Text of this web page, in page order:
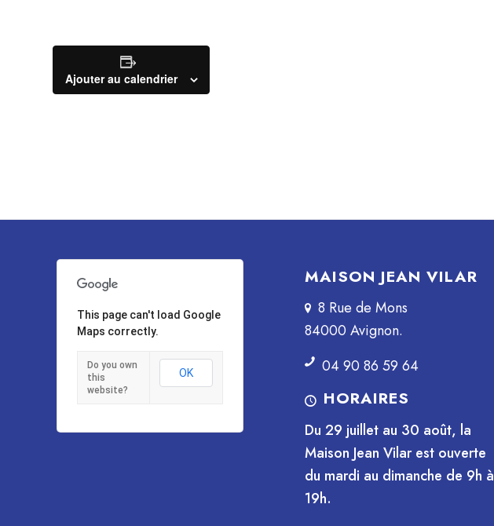
Ajouter au calendrier
This page can't load Google
Maps correctly.
Do you own
this
website?
OK
MAISON JEAN VILAR
8 Rue de Mons
84000 Avignon.
04 90 86 59 64
HORAIRES
Du 29 juillet au 30 août, la
Maison Jean Vilar est ouverte
du mardi au dimanche de 9h à
19h.